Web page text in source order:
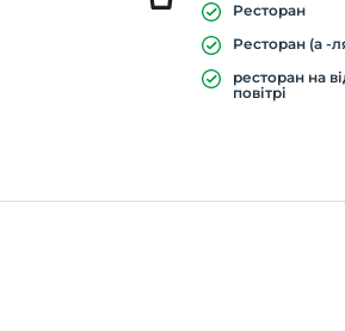
Ресторан
Ресторан (а -
ресторан на
повітрі